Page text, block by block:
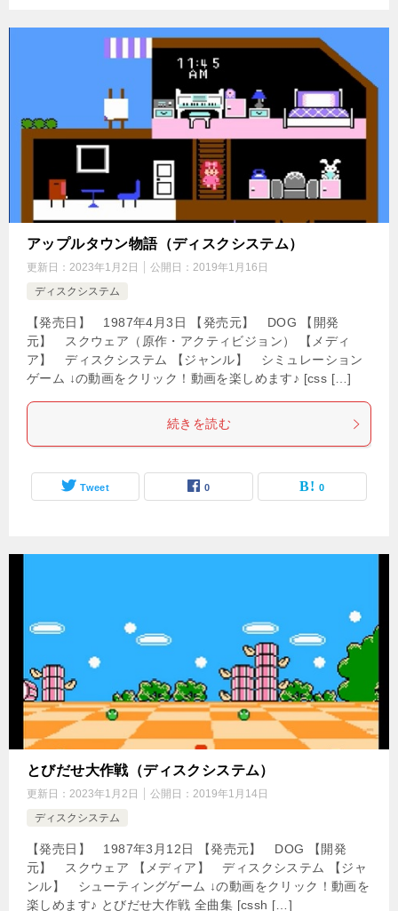
アップルタウン物語（ディスクシステム）
更新日： 2023年1月2日 公開日： 2019年1月16日
ディスクシステム
【発売日】 1987年4月3日 【発売元】 DOG 【開発
元】 スクウェア（原作・アクティビジョン） 【メディ
ア】 ディスクシステム 【ジャンル】 シミュレーション
ゲーム ↓の動画をクリック！動画を楽しめます♪ [css […]
続きを読む
Tweet 0 0
とびだせ大作戦（ディスクシステム）
更新日： 2023年1月2日 公開日： 2019年1月14日
ディスクシステム
【発売日】 1987年3月12日 【発売元】 DOG 【開発
元】 スクウェア 【メディア】 ディスクシステム 【ジャ
ンル】 シューティングゲーム ↓の動画をクリック！動画を
楽しめます♪ とびだせ大作戦 全曲集 [cssh […]